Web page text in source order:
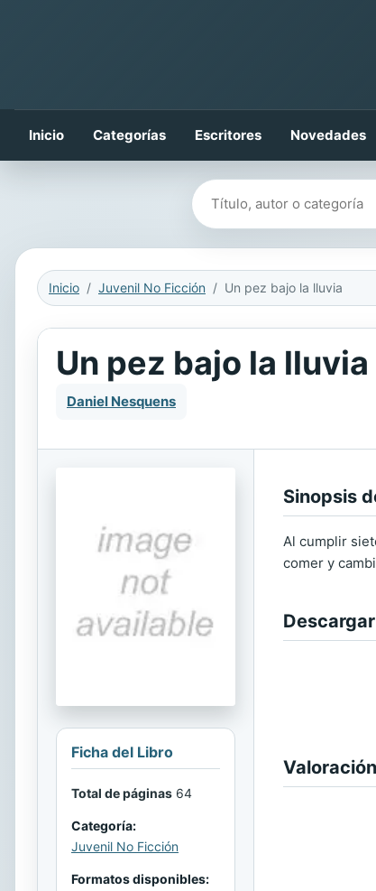
Inicio Categorías Escritores Novedades
Buscar libros
Inicio Juvenil No Ficción Un pez bajo la lluvia
Un pez bajo la lluvia
Daniel Nesquens
Ficha del Libro
Total de páginas 64
Categoría:
Juvenil No Ficción
Formatos disponibles:
Sinopsis
Al cumplir
comer y
Valoración